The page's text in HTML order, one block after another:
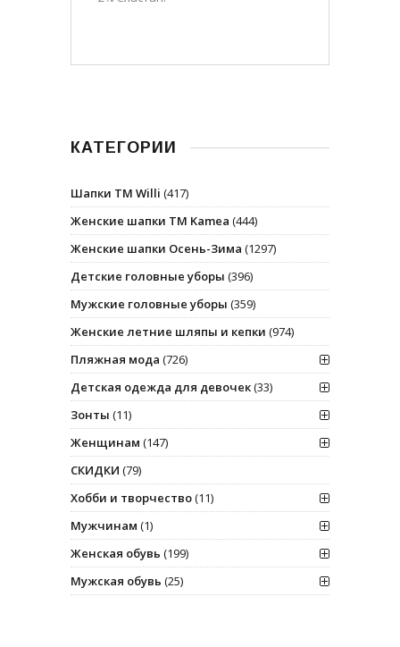
КАТЕГОРИИ
Шапки ТМ Willi (417)
Женские шапки ТМ Kamea (444)
Женские шапки Осень-Зима (1297)
Детские головные уборы (396)
Мужские головные уборы (359)
Женские летние шляпы и кепки (974)
Пляжная мода (726)
Детская одежда для девочек(33)
Зонты (11)
Женщинам (147)
СКИДКИ (79)
Хобби и творчество(11)
Мужчинам (1)
Женская обувь (199)
Мужская обувь (25)